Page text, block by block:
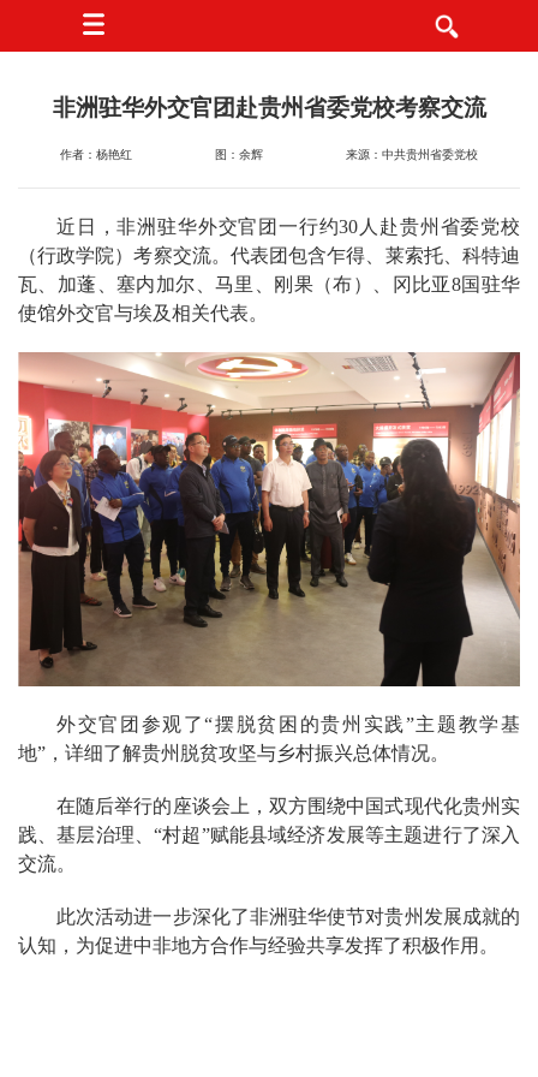
非洲驻华外交官团赴贵州省委党校考察交流
作者：杨艳红 图：余辉 来源：中共贵州省委党校
近日，非洲驻华外交官团一行约30人赴贵州省委党校
（行政学院）考察交流。代表团包含乍得、莱索托、科特迪
瓦、加蓬、塞内加尔、马里、刚果（布）、冈比亚8国驻华
使馆外交官与埃及相关代表。
外交官团参观了“摆脱贫困的贵州实践”主题教学基
地”，详细了解贵州脱贫攻坚与乡村振兴总体情况。
在随后举行的座谈会上，双方围绕中国式现代化贵州实
践、基层治理、“村超”赋能县域经济发展等主题进行了深入
交流。
此次活动进一步深化了非洲驻华使节对贵州发展成就的
认知，为促进中非地方合作与经验共享发挥了积极作用。